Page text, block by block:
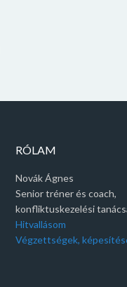
RÓLAM
Novák Ágnes
Senior tréner és coach,
konfliktuskezelési
Hitvallásom
Végzettségek,